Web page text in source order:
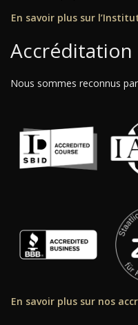
En savoir plus sur
Accréditation
Nous sommes reconnus par
En savoir plus sur nos